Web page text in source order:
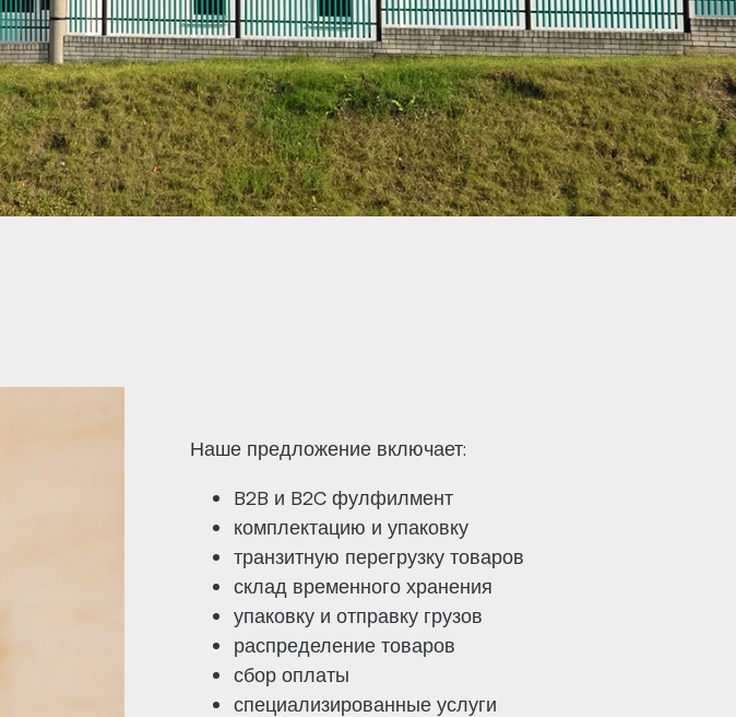
Наше предложение включает:
B2B и B2C фулфилмент
комплектацию и упаковку
транзитную перегрузку товаров
склад временного хранения
упаковку и отправку грузов
распределение товаров
сбор оплаты
специализированные услуги